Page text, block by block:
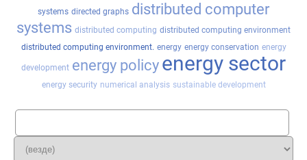
systems directed graphs distributed computer
systems distributed computing distributed computing environment
distributed computing environment. energy energy conservation energy
development energy policy energy sector
energy security numerical analysis sustainable development